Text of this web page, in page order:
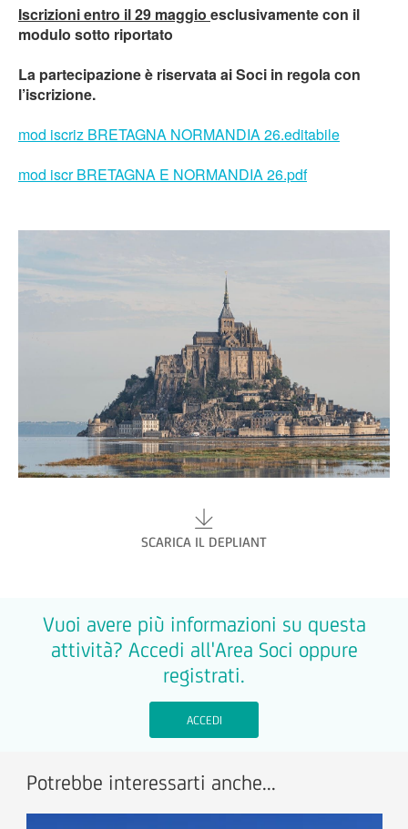
Iscrizioni entro il 29 maggio esclusivamente con il
modulo sotto riportato
La partecipazione è riservata ai Soci in regola con
l’iscrizione.
mod iscriz BRETAGNA NORMANDIA 26.editabile
mod iscr BRETAGNA E NORMANDIA 26.pdf
SCARICA IL DEPLIANT
Vuoi avere più informazioni su questa
attività? Accedi all'Area Soci oppure
registrati.
ACCEDI
Potrebbe interessarti anche...